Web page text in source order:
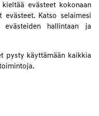
evästeet kokonaan
Katso selaimesi
hallintaan ja
pysty käyttämään kaikkia